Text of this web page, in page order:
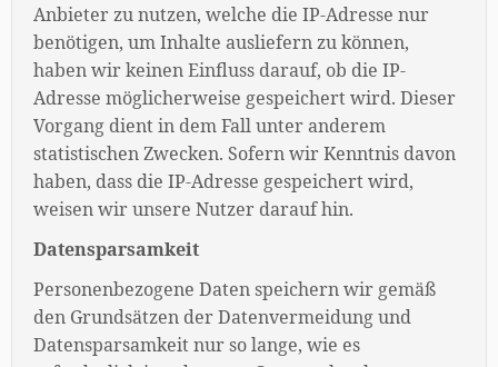
Anbieter zu nutzen, welche die IP-Adresse nur
benötigen, um Inhalte ausliefern zu können,
haben wir keinen Einfluss darauf, ob die IP-
Adresse möglicherweise gespeichert wird. Dieser
Vorgang dient in dem Fall unter anderem
statistischen Zwecken. Sofern wir Kenntnis davon
haben, dass die IP-Adresse gespeichert wird,
weisen wir unsere Nutzer darauf hin.
Datensparsamkeit
Personenbezogene Daten speichern wir gemäß
den Grundsätzen der Datenvermeidung und
Datensparsamkeit nur so lange, wie es